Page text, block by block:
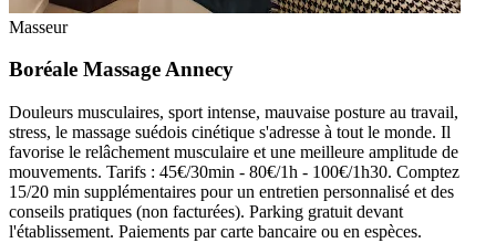
Masseur
Boréale Massage Annecy
Douleurs musculaires, sport intense, mauvaise posture au travail,
stress, le massage suédois cinétique s'adresse à tout le monde. Il
favorise le relâchement musculaire et une meilleure amplitude de
mouvements. Tarifs : 45€/30min - 80€/1h - 100€/1h30. Comptez
15/20 min supplémentaires pour un entretien personnalisé et des
conseils pratiques (non facturées). Parking gratuit devant
l'établissement. Paiements par carte bancaire ou en espèces.